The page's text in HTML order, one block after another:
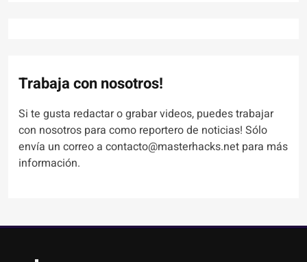
Trabaja con nosotros!
Si te gusta redactar o grabar videos, puedes trabajar
con nosotros para como reportero de noticias! Sólo
envía un correo a contacto@masterhacks.net para más
información.